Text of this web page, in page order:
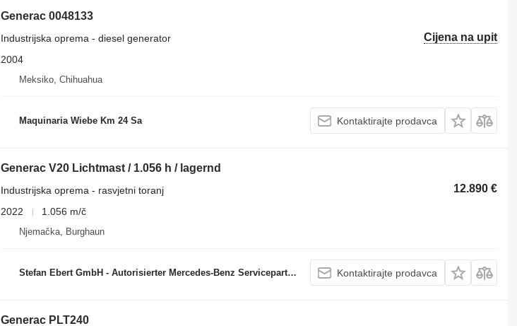
Generac 0048133
Cijena na upit
Industrijska oprema - diesel generator
2004
Meksiko, Chihuahua
Maquinaria Wiebe Km 24 Sa Kontaktirajte prodavca
Generac V20 Lichtmast / 1.056 h / lagernd
12.890 €
Industrijska oprema - rasvjetni toranj
2022
1.056 m/č
Njemačka, Burghaun
Stefan Ebert GmbH - Autorisierter Mercedes-Benz Servicepartner Kontaktirajte prodavca
Generac PLT240